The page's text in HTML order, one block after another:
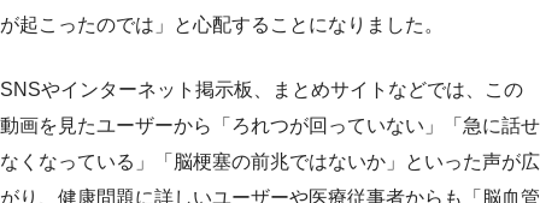
が起こったのでは」と心配することになりました。
SNSやインターネット掲示板、まとめサイトなどでは、この
動画を見たユーザーから「ろれつが回っていない」「急に話せ
なくなっている」「脳梗塞の前兆ではないか」といった声が広
がり、健康問題に詳しいユーザーや医療従事者からも「脳血管